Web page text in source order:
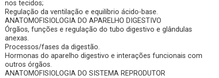
nos tecidos;
Regulação da ventilação e equilíbrio ácido-base.
ANATOMOFISIOLOGIA DO APARELHO DIGESTIVO
Órgãos, funções e regulação do tubo digestivo e glândulas
anexas.
Processos/fases da digestão.
Hormonas do aparelho digestivo e interações funcionais com
outros órgãos.
ANATOMOFISIOLOGIA DO SISTEMA REPRODUTOR